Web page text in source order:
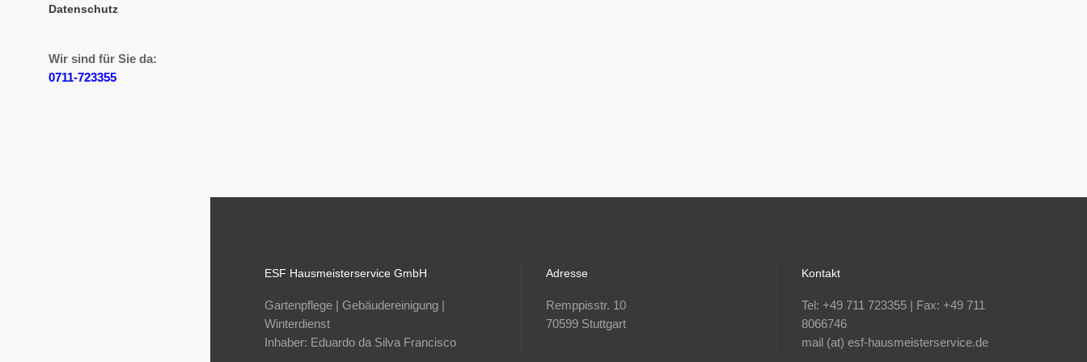
Datenschutz
Wir sind für Sie da:
0711-723355
ESF Hausmeisterservice GmbH
Gartenpflege | Gebäudereinigung |
Winterdienst
Inhaber: Eduardo da Silva Francisco
Adresse
Remppisstr. 10
70599 Stuttgart
Kontakt
Tel: +49 711 723355 | Fax: +49 711
8066746
mail (at) esf-hausmeisterservice.de